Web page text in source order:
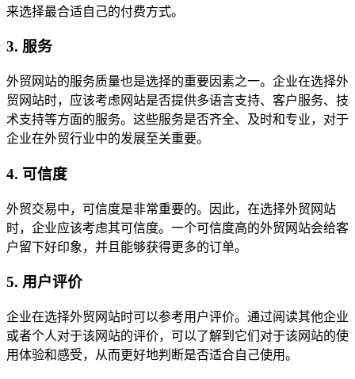
来选择最合适自己的付费方式。
3. 服务
外贸网站的服务质量也是选择的重要因素之一。企业在选择外
贸网站时，应该考虑网站是否提供多语言支持、客户服务、技
术支持等方面的服务。这些服务是否齐全、及时和专业，对于
企业在外贸行业中的发展至关重要。
4. 可信度
外贸交易中，可信度是非常重要的。因此，在选择外贸网站
时，企业应该考虑其可信度。一个可信度高的外贸网站会给客
户留下好印象，并且能够获得更多的订单。
5. 用户评价
企业在选择外贸网站时可以参考用户评价。通过阅读其他企业
或者个人对于该网站的评价，可以了解到它们对于该网站的使
用体验和感受，从而更好地判断是否适合自己使用。